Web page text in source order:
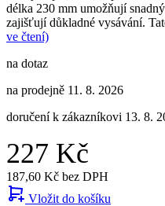
délka 230 mm umožňují
zajišťují důkladné vysávání.
ve čtení)
na dotaz
na prodejně 11. 8. 2026
doručení k zákazníkovi 13. 8.
227 Kč
187,60 Kč bez DPH
Vložit do košíku